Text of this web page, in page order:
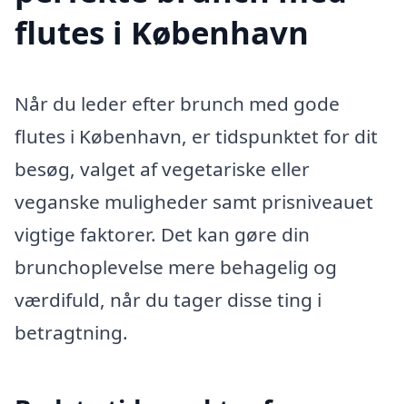
flutes i København
Når du leder efter brunch med gode
flutes i København, er tidspunktet for dit
besøg, valget af vegetariske eller
veganske muligheder samt prisniveauet
vigtige faktorer. Det kan gøre din
brunchoplevelse mere behagelig og
værdifuld, når du tager disse ting i
betragtning.